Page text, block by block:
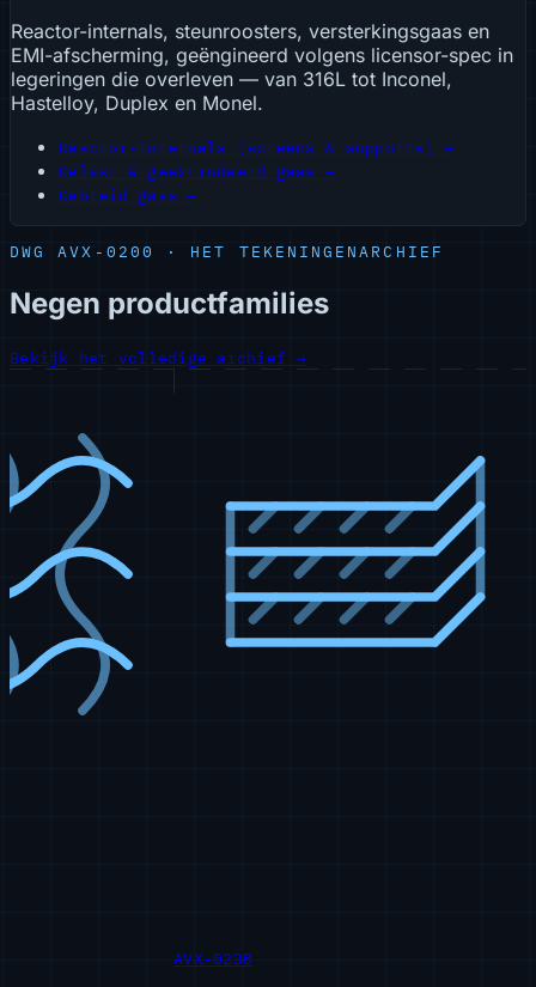
Reactor-internals, steunroosters, versterkingsgaas en
EMI-afscherming, geëngineerd volgens licensor-spec in
legeringen die overleven — van 316L tot Inconel,
Hastelloy, Duplex en Monel.
Reactor-internals (screens & supports) →
Gelast & geëxtrudeerd gaas →
Gebreid gaas →
DWG AVX-0200 · HET TEKENINGENARCHIEF
Negen productfamilies
Bekijk het volledige archief →
AVX-0230